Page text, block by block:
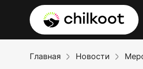
Главная Новости